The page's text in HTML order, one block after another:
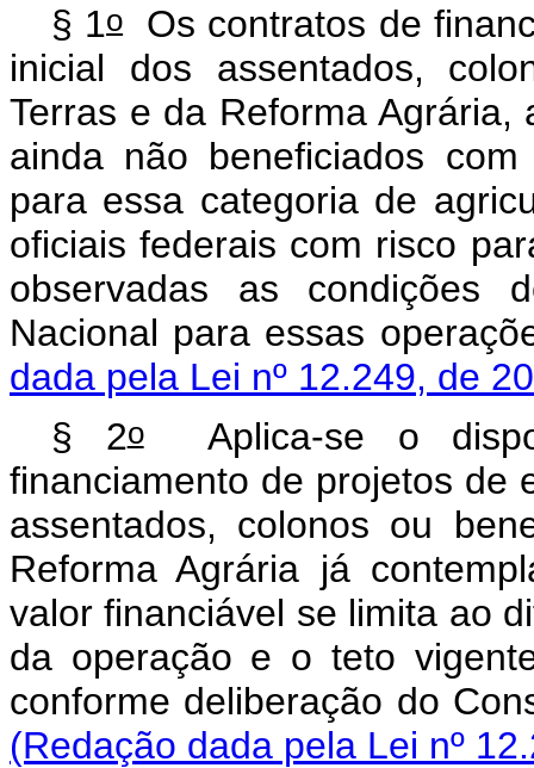
§ 1oOs contratos de
inicial dos assentados,
Terras e da Reforma
ainda não beneficiados
para essa categoria de
oficiais federais com risco
observadas as condições
Nacional para essas
dada pela Lei nº 12.249, de
§ 2oAplica-se o
financiamento de projetos de
assentados, colonos ou
Reforma Agrária já
valor financiável se limita ao
da operação e o teto
conforme deliberação
(Redação dada pela Lei nº